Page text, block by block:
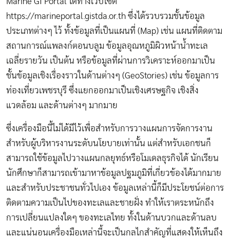
https://marineportal.gistda.or.th ซึ่งได้รวบรวมชั้นข้อมูล
ประเภทต่างๆ ไว้ ทั้งข้อมูลที่เป็นแผนที่ (Map) เช่น แผนที่ติดตาม
สถานการณ์แพลงก์ตอนบลูม ข้อมูลอุณหภูมิผิวหน้าน้ำทะเล
เฉลี่ยรายวัน เป็นต้น หรือข้อมูลที่ผ่านการวิเคราะห์ออกมาเป็น
ชั้นข้อมูลเชิงเรื่องราวในด้านต่างๆ (GeoStories) เช่น ข้อมูลการ
ท่องเที่ยวเพชรบุรี ซึ่งแยกออกมาเป็นเชิงเศรษฐกิจ เชิงสิ่ง
แวดล้อม และด้านต่างๆ มากมาย
ซึ่งเครื่องมือนี้ไม่ได้มีไว้เพื่อสำหรับการวางแผนการจัดการงาน
สำหรับผู้บริหารงานระดับนโยบายเท่านั้น แต่สำหรับเอกชนก็
สามารถใช้ข้อมูลไปวางแผนกลยุทธ์หรือโมเดลธุรกิจได้ นักเรียน
นักศึกษาก็สามารถเข้ามาหาข้อมูลปฐมภูมิที่เกี่ยวข้องได้มากมาย
และสำหรับประชาชนทั่วไปเอง ข้อมูลเหล่านี้ก็มีประโยชน์ต่อการ
ติดตามความเป็นไปของทะเลและชายฝั่ง ทำให้เราตระหนักถึง
การเปลี่ยนแปลงใดๆ ของทะเลไทย ทั้งในด้านบวกและด้านลบ
และแน่นอนเครื่องมือเหล่านี้จะเป็นกลไกสำคัญที่แสดงให้เห็นถึง